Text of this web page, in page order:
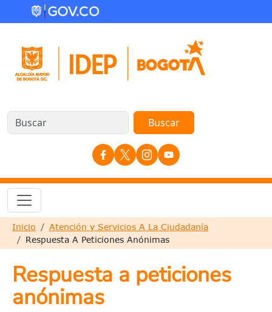
Pasar al contenido principal
Sobrescribir enlaces de ayuda a la
Inicio
Atención y Servicios A La Ciudadanía
Respuesta A Peticiones Anónimas
Respuesta a peticiones
anónimas